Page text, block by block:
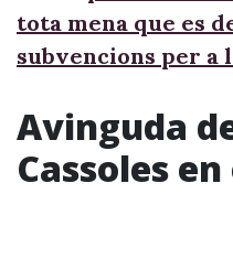
tota mena que es
subvencions per a
Avinguda
Cassoles